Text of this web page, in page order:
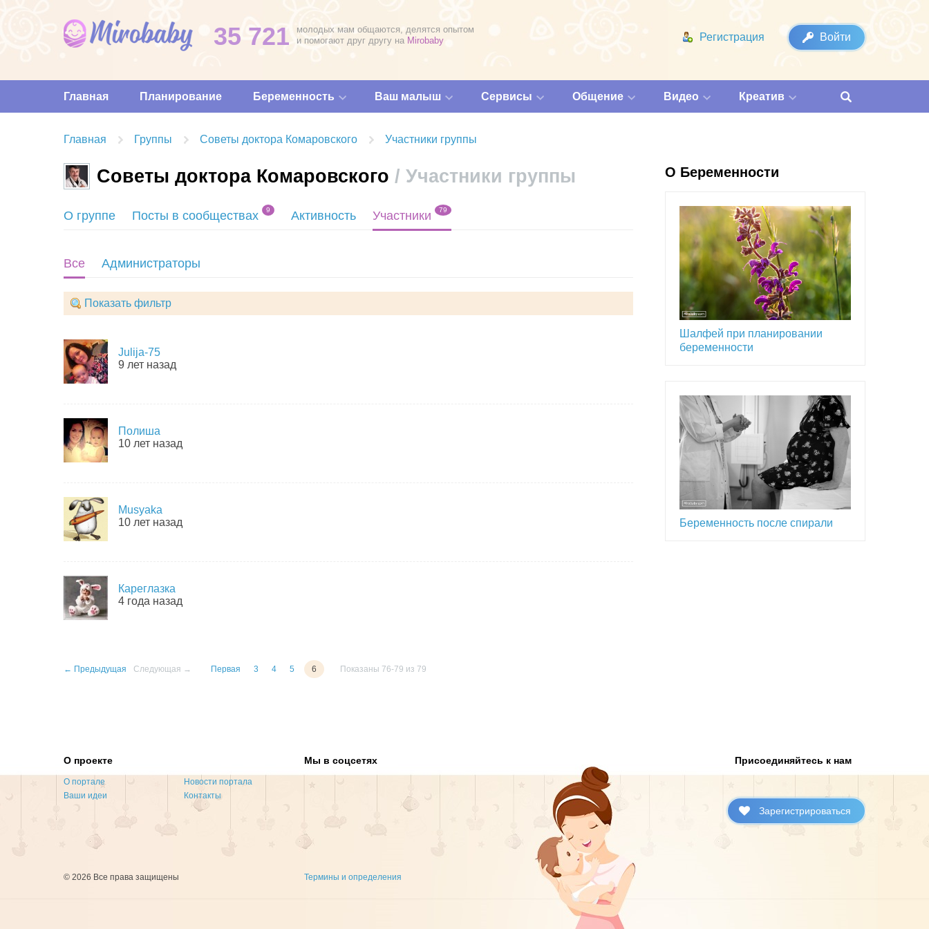
35 721
молодых мам общаются, делятся опытом
и помогают друг другу на Mirobaby Регистрация Войти
Главная Планирование Беременность Ваш малыш Сервисы Общение Видео Креатив
Главная Группы Советы доктора Комаровского Участники группы
Советы доктора Комаровского / Участники группы
О группе 9
Посты в сообществах Активность 79
Участники
Все Администраторы
Показать фильтр
Julija-75
9 лет назад
Полиша
10 лет назад
Musyaka
10 лет назад
Кареглазка
4 года назад
← Предыдущая Следующая → Первая 3 4 5 6 Показаны 76-79 из 79
О Беременности
Шалфей при планировании
беременности
Беременность после спирали
О проекте
О портале
Новости портала
Ваши идеи
Контакты
Мы в соцсетях Присоединяйтесь к нам
Зарегистрироваться
© 2026 Все права защищены Термины и определения